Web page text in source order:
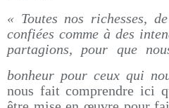
« Toutes nos richesses,
confiées comme à des
partagions, pour que
bonheur pour ceux qui
nous fait comprendre ici